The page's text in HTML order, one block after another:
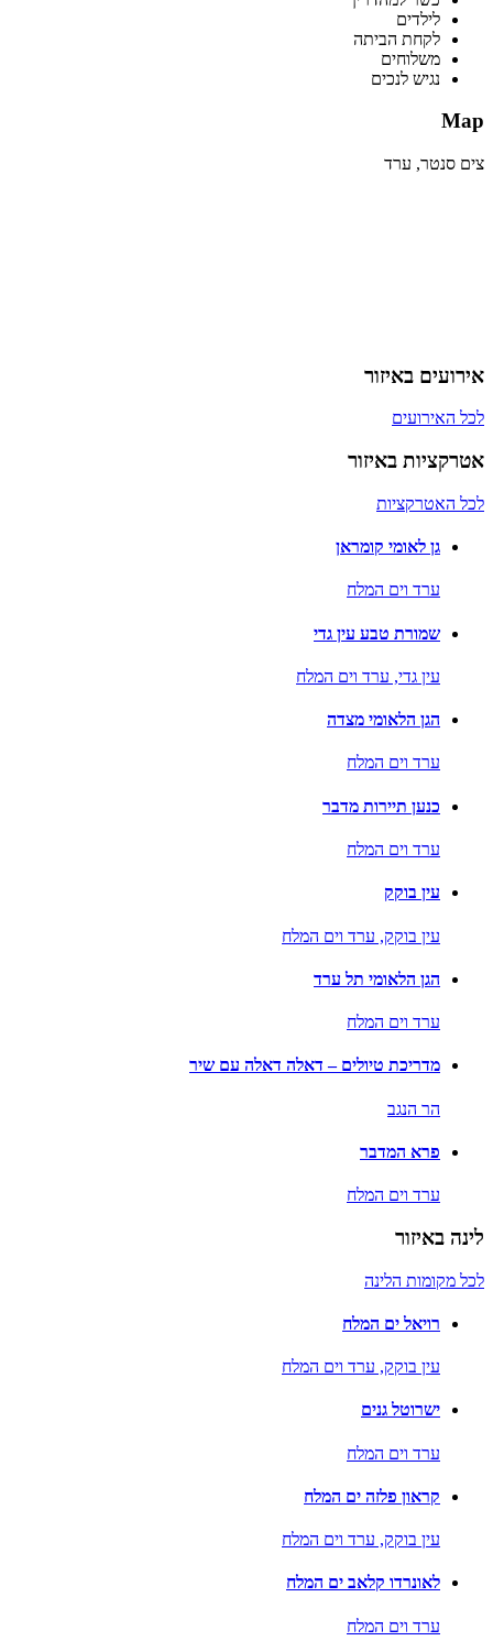
לילדים
לקחת הביתה
משלוחים
נגיש לנכים
Map
צים סנטר, ערד
אירועים באיזור
לכל האירועים
אטרקציות באיזור
לכל האטרקציות
גן לאומי קומראן
ערד וים המלח
שמורת טבע עין גדי
עין גדי, ערד וים המלח
הגן הלאומי מצדה
ערד וים המלח
כנען תיירות מדבר
ערד וים המלח
עין בוקק
עין בוקק, ערד וים המלח
הגן הלאומי תל ערד
ערד וים המלח
מדריכת טיולים – דאלה דאלה עם שיר
הר הנגב
פרא המדבר
ערד וים המלח
לינה באיזור
לכל מקומות הלינה
רויאל ים המלח
עין בוקק, ערד וים המלח
ישרוטל גנים
ערד וים המלח
קראון פלזה ים המלח
עין בוקק, ערד וים המלח
לאונרדו קלאב ים המלח
ערד וים המלח